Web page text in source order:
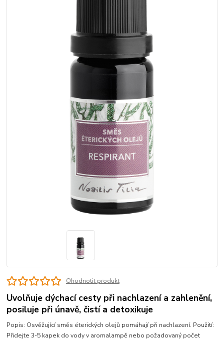
Ohodnotit produkt
Uvolňuje dýchací cesty při nachlazení a zahlenění,
posiluje při únavě, čistí a detoxikuje
Popis: Osvěžující směs éterických olejů pomáhají při nachlazení. Použití:
Přidejte 3-5 kapek do vody v aromalampě nebo požadovaný počet